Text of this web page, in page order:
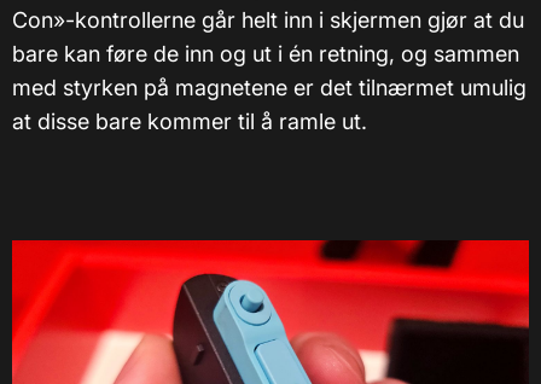
Con»-kontrollerne går helt inn i skjermen gjør at du
bare kan føre de inn og ut i én retning, og sammen
med styrken på magnetene er det tilnærmet umulig
at disse bare kommer til å ramle ut.